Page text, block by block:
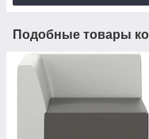
Подобные товары